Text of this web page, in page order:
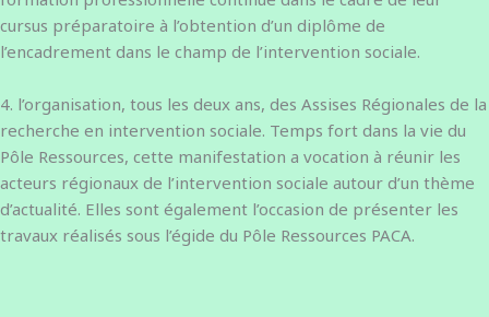
cursus préparatoire à l’obtention d’un diplôme de
l’encadrement dans le champ de l’intervention sociale.
4. l’organisation, tous les deux ans, des Assises Régionales de la
recherche en intervention sociale. Temps fort dans la vie du
Pôle Ressources, cette manifestation a vocation à réunir les
acteurs régionaux de l’intervention sociale autour d’un thème
d’actualité. Elles sont également l’occasion de présenter les
travaux réalisés sous l’égide du Pôle Ressources PACA.